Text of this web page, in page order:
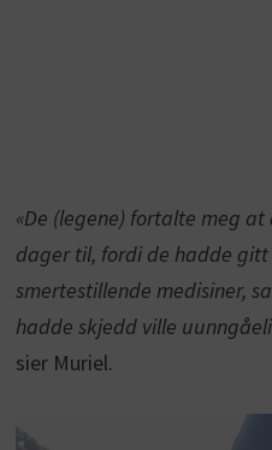
«De (legene) fortalte meg
dager til, fordi de hadde
smertestillende medisiner,
hadde skjedd ville
sier Muriel.